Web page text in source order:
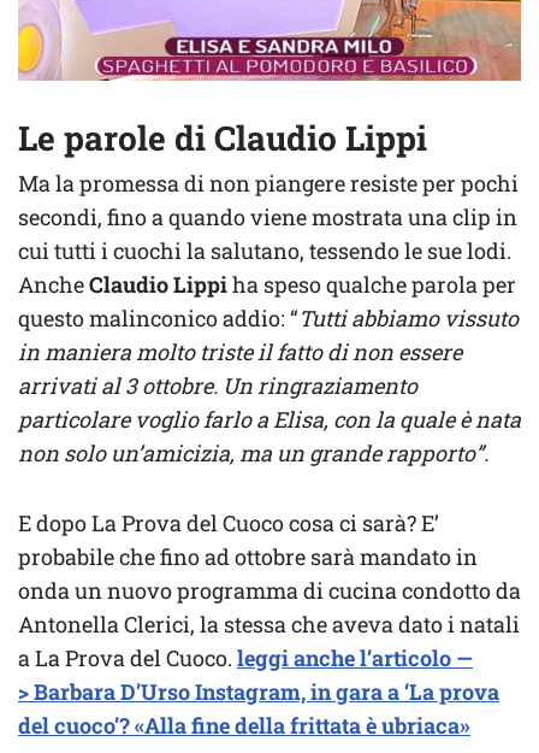
Le parole di Claudio Lippi
Ma la promessa di non piangere resiste per pochi
secondi, fino a quando viene mostrata una clip in
cui tutti i cuochi la salutano, tessendo le sue lodi.
AncheClaudio Lippiha speso qualche parola per
questo malinconico addio: “Tutti abbiamo vissuto
in maniera molto triste il fatto di non essere
arrivati al 3 ottobre. Un ringraziamento
particolare voglio farlo a Elisa, con la quale è nata
non solo un’amicizia, ma un grande rapporto”.
E dopo La Prova del Cuoco cosa ci sarà? E’
probabile che fino ad ottobre sarà mandato in
onda un nuovo programma di cucina condotto da
Antonella Clerici, la stessa che aveva dato i natali
a La Prova del Cuoco. leggi anche l’articolo —
> Barbara D’Urso Instagram, in gara a ‘La prova
del cuoco’? «Alla fine della frittata è ubriaca»